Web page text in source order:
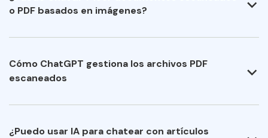
o PDF basados en imágenes?
Cómo ChatGPT gestiona los archivos PDF
escaneados
¿Puedo usar IA para chatear con artículos